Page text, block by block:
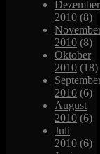
Dezember
2010 (8)
2010 (8)
Oktober
2010 (18)
2010 (6)
August
2010 (6)
Juli
2010 (6)